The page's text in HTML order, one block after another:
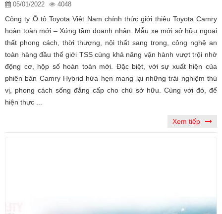
05/01/2022 4048
Công ty Ô tô Toyota Việt Nam chính thức giới thiệu Toyota Camry
hoàn toàn mới – Xứng tầm doanh nhân. Mẫu xe mới sở hữu ngoại
thất phong cách, thời thượng, nội thất sang trọng, công nghệ an
toàn hàng đầu thế giới TSS cùng khả năng vận hành vượt trội nhờ
động cơ, hộp số hoàn toàn mới. Đặc biệt, với sự xuất hiện của
phiên bản Camry Hybrid hứa hẹn mang lại những trải nghiệm thú
vị, phong cách sống đẳng cấp cho chủ sở hữu. Cùng với đó, để
hiện thực ...
Xem tiếp